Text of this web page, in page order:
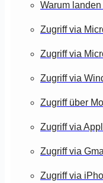
Warum
Zugriff via
Zugriff via
Zugriff via
Zugriff über
Zugriff via
Zugriff via
Zugriff via